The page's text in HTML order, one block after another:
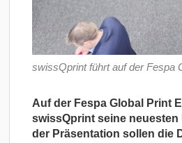
swissQprint führt auf der Fespa
Auf der Fespa Global Print
swissQprint seine
der Präsentation sollen die